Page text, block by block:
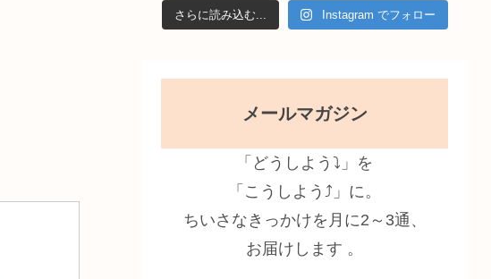
さらに読み込む... Instagram でフォロー
メールマガジン
「どうしよう⤵」を
「こうしよう⤴」に。
ちいさなきっかけを月に2～3通、
お届けします 。